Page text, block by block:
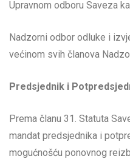
Upravnom odboru Saveza
Nadzorni odbor odluke i
većinom svih članova
Predsjednik i
Prema članu 31. Statuta
mandat predsjednika i
mogućnošću ponovnog